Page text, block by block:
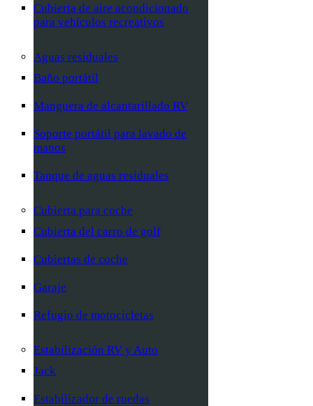
Cubierta de aire acondicionado
para vehículos recreativos
Aguas residuales
Baño portátil
Manguera de alcantarillado RV
Soporte portátil para lavado de
manos
Tanque de aguas residuales
Cubierta para coche
Cubierta del carro de golf
Cubiertas de coche
Garaje
Refugio de motocicletas
Estabilización RV y Auto
Jack
Estabilizador de ruedas